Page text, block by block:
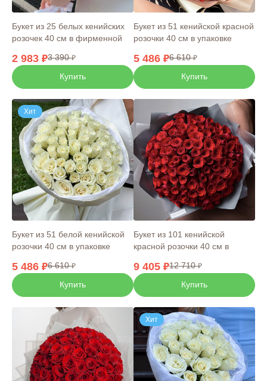
Оранжевые розы (17)
Сердца из роз
Букет из 25 белых кенийских
розочек 40 см в фирменной
2 983
3 390
Купить
Букет из 51 кенийской красной
розочки 40 см в упаковке
5 486
6 610
Купить
Хит
Букет из 51 белой кенийской
розочки 40 см в упаковке
5 486
6 610
Купить
Букет из 101 кенийской
красной розочки 40 см в
9 405
12 710
Купить
Хит